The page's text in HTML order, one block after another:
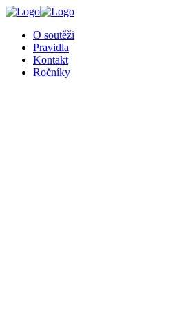
O soutěži
Pravidla
Kontakt
Ročníky